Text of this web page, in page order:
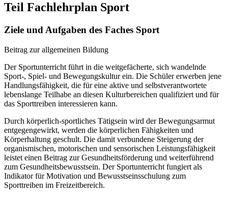
Teil Fachlehrplan Sport
Ziele und Aufgaben des Faches Sport
Beitrag zur allgemeinen Bildung
Der Sportunterricht führt in die weitgefächerte, sich wandelnde
Sport-, Spiel- und Bewegungskultur ein. Die Schüler erwerben jene
Handlungsfähigkeit, die für eine aktive und selbstverantwortete
lebenslange Teilhabe an diesen Kulturbereichen qualifiziert und für
das Sporttreiben interessieren kann.
Durch körperlich-sportliches Tätigsein wird der Bewegungsarmut
entgegengewirkt, werden die körperlichen Fähigkeiten und
Körperhaltung geschult. Die damit verbundene Steigerung der
organismischen, motorischen und sensorischen Leistungsfähigkeit
leistet einen Beitrag zur Gesundheitsförderung und weiterführend
zum Gesundheitsbewusstsein. Der Sportunterricht fungiert als
Indikator für Motivation und Bewusstseinsschulung zum
Sporttreiben im Freizeitbereich.